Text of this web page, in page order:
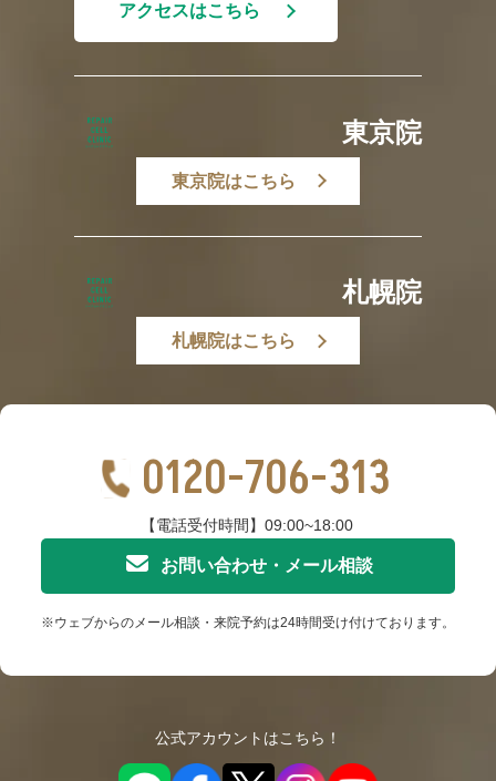
アクセスはこちら
東京院
東京院はこちら
札幌院
札幌院はこちら
0120-706-313
【電話受付時間】09:00~18:00
お問い合わせ・メール相談
※ウェブからのメール相談・来院予約は24時間受け付けております。
公式アカウントはこちら！